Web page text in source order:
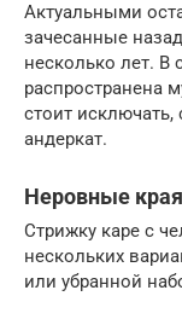
Актуальными
зачесанные
несколько лет.
распространена
стоит
андеркат.
Неровные края
Стрижку каре с
нескольких
или убранной